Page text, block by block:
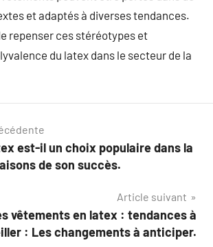
et adaptés à diverses tendances.
repenser ces stéréotypes et
du latex dans le secteur de la
est-il un choix populaire dans la
de son succès.
Article suivant
vêtements en latex : tendances à
: Les changements à anticiper.